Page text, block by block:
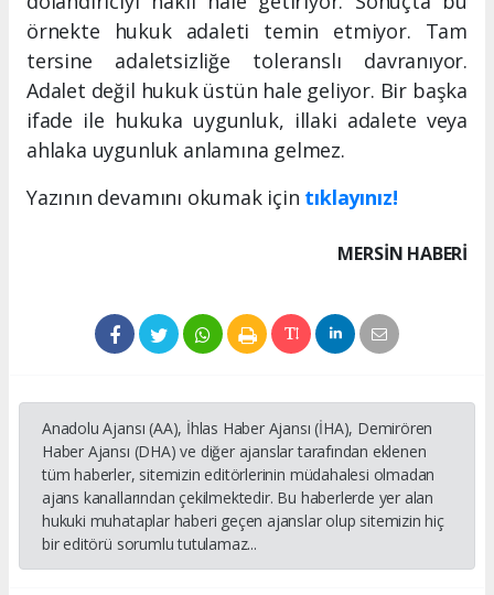
örnekte hukuk adaleti temin etmiyor. Tam
tersine adaletsizliğe toleranslı davranıyor.
Adalet değil hukuk üstün hale geliyor. Bir başka
ifade ile hukuka uygunluk, illaki adalete veya
ahlaka uygunluk anlamına gelmez.
Yazının devamını okumak için tıklayınız!
MERSIN HABERİ
Anadolu Ajansı (AA), İhlas Haber Ajansı (İHA), Demirören
Haber Ajansı (DHA) ve diğer ajanslar tarafından eklenen
tüm haberler, sitemizin editörlerinin müdahalesi olmadan
ajans kanallarından çekilmektedir. Bu haberlerde yer alan
hukuki muhataplar haberi geçen ajanslar olup sitemizin hiç
bir editörü sorumlu tutulamaz...